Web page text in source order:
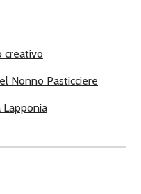
creativo
Nonno Pasticciere
Lapponia